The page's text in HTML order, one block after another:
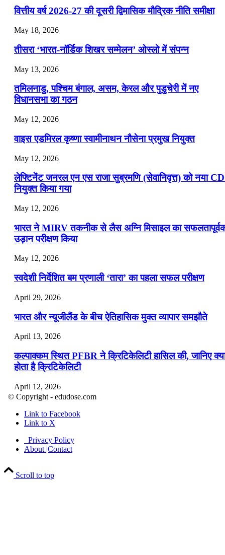
📝 डेली करेंट अफेयर्स: 22-24 जुलाई 2026
July 22, 2026
📝 डेली करेंट अफेयर्स: 19-21 जुलाई 2026
July 19, 2026
📝 डेली करेंट अफेयर्स: 16-18 जुलाई 2026
वित्तीय वर्ष 2026-27 की दूसरी द्विमासिक मौद्रिक नीति समीक्षा
May 18, 2026
तीसरा ‘भारत-नॉर्डिक शिखर सम्मेलन’ ओस्लो में संपन्न
May 13, 2026
तमिलनाडु, पश्चिम बंगाल, असम, केरल और पुडुचेरी में नए
विधानसभा का गठन
May 12, 2026
वाइस एडमिरल कृष्णा स्वामीनाथन नौसेना प्रमुख नियुक्त
May 12, 2026
लेफ्टिनेंट जनरल एन एस राजा सुब्रमणि (सेवानिवृत्त) को नया
नियुक्त किया गया
May 12, 2026
भारत ने MIRV तकनीक से लैस अग्नि मिसाइल का
उड़ान परीक्षण किया
May 12, 2026
स्वदेशी निर्देशित बम प्रणाली ‘तारा’ का पहला सफल परीक्षण
April 29, 2026
भारत और न्यूजीलैंड के बीच ऐतिहासिक मुक्त व्यापार समझौते
April 13, 2026
कल्पाक्कम स्थित PFBR ने क्रिटिकेलिटी हासिल की, जानिए
होता है क्रिटिकेलिटी
April 12, 2026
April 9, 2026
नासा का आर्टेमिस-2 मिशन: मनुष्य एक बार फिर से चंद्रमा के
पहुंचा
April 7, 2026
© Copyright - edudose.com
Link to Facebook
Link to X
Privacy Policy
About |Contact
Scroll to top